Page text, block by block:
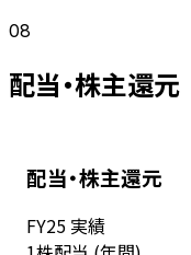
08
配当・株主還元
配当・株主還元
FY25 実績